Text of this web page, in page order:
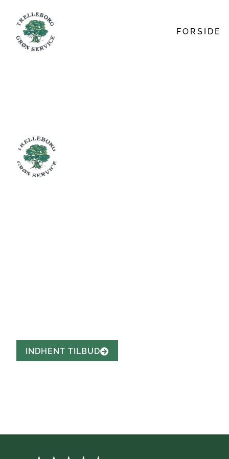
FORSIDE
INDHENT TILBUD